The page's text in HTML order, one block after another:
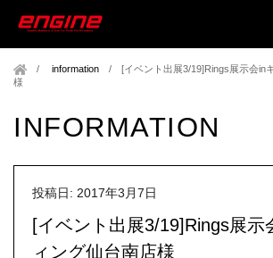
information /[イベント出展3/19]Rings展示会in
様
INFORMATION
投稿日: 2017年3月7日
[イベント出展3/19]Rings展示
ィング仙台南店様